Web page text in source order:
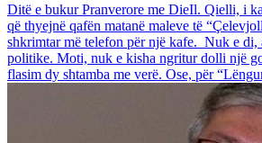
Ditë e bukur Pranverore me DieIl. Qielli, i
që thyejnë qafën matanë maleve të
shkrimtar më telefon për një kafe. Nuk e di,
politike. Moti, nuk e kisha ngritur dolli një
flasim dy shtamba me verë. Ose, për